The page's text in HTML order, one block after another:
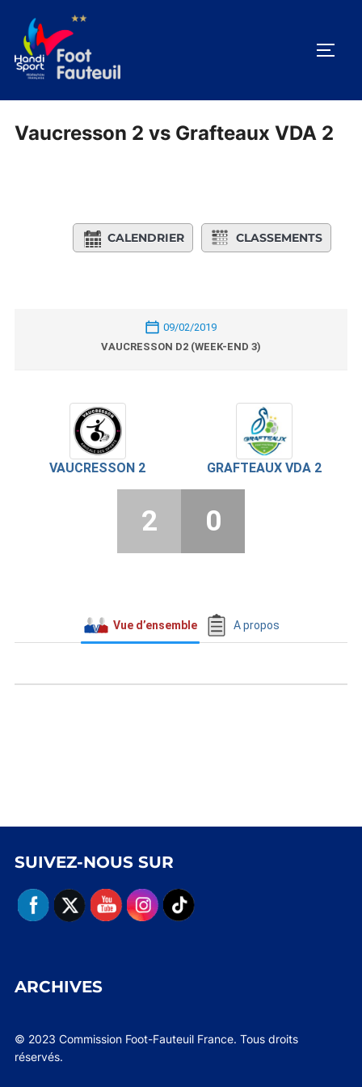
contenu
Vaucresson 2 vs Grafteaux VDA 2
CALENDRIER CLASSEMENTS
09/02/2019
VAUCRESSON D2 (WEEK-END 3)
VAUCRESSON 2 GRAFTEAUX VDA 2
2 0
Vue d’ensemble A propos
SUIVEZ-NOUS SUR
ARCHIVES
© 2023 Commission Foot-Fauteuil France. Tous droits
réservés.